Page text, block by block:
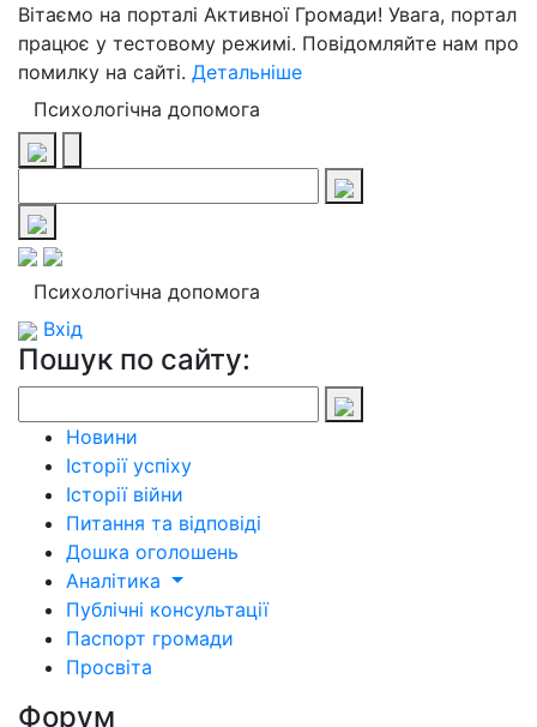
Вітаємо на порталі Активної Громади! Увага, портал
працює у тестовому режимі. Повідомляйте нам про
помилку на сайті. Детальніше
Психологічна допомога
Психологічна допомога
Вхід
Пошук по сайту:
Новини
Історії успіху
Історії війни
Питання та відповіді
Дошка оголошень
Аналітика
Публічні консультації
Паспорт громади
Просвіта
Форум